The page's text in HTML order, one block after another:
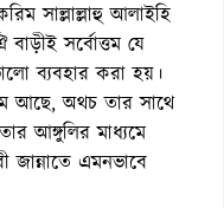
সাল্লাল্লাহু আলাইহি
সর্বোত্তম যে
ব্যবহার করা হয়।
আছে, অথচ তার সাথে
আঙ্গুলির মাধ্যমে
এমনভাবে